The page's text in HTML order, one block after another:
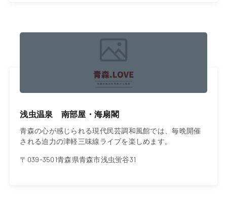
浅虫温泉 南部屋・海扇閣
青森の心が感じられる現代民芸調和風館では、毎晩開催
される迫力の津軽三味線ライブを楽しめます。
〒039-3501青森県青森市浅虫蛍谷31